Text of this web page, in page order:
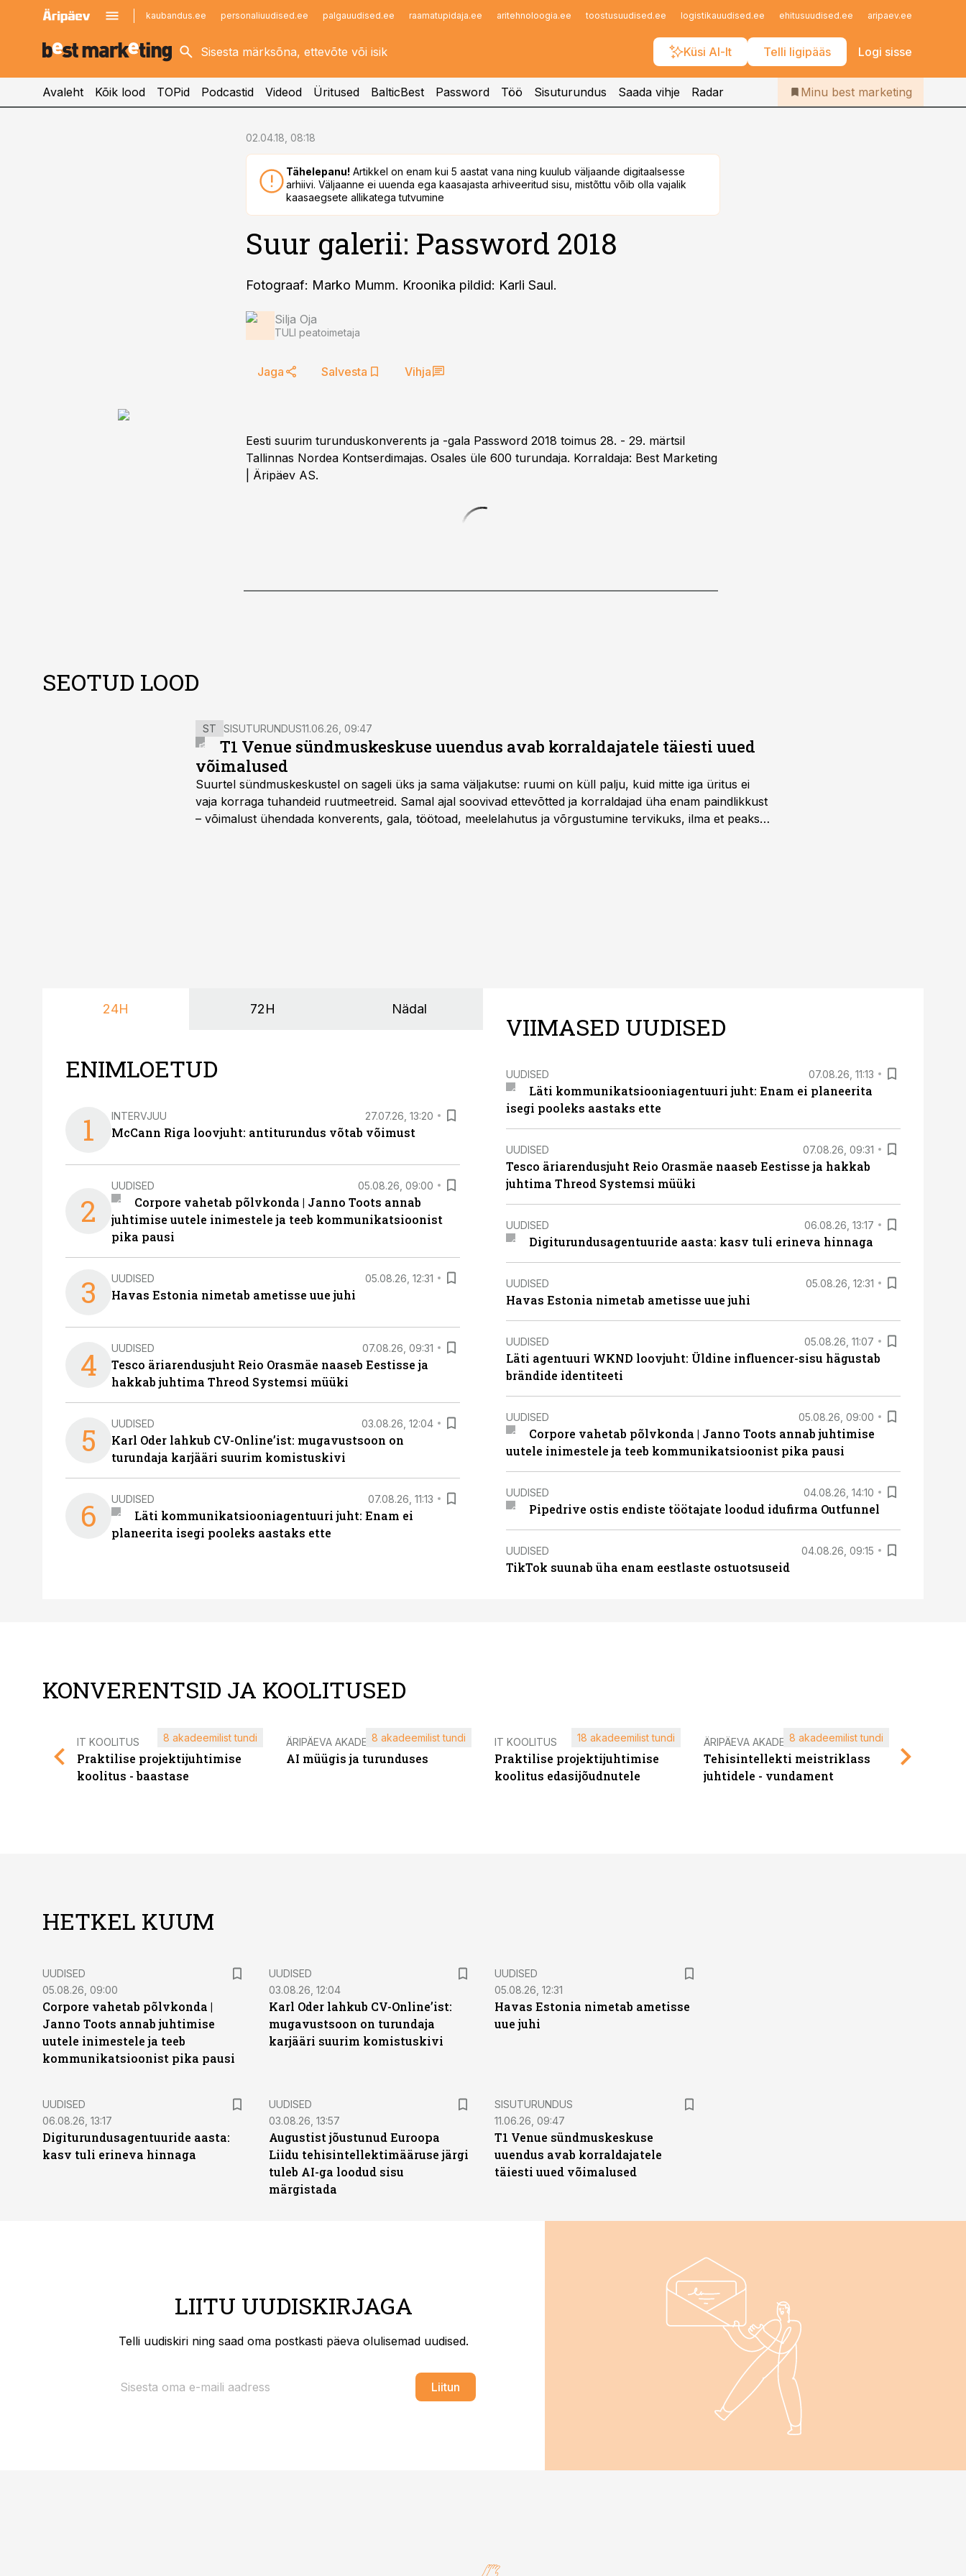
kaubandus.ee personaliuudised.ee palgauudised.ee raamatupidaja.ee aritehnoloogia.ee toostusuudised.ee logistikauudised.ee ehitusuudised.ee aripaev.ee
Küsi AI-lt Telli ligipääs Logi sisse
kinnisvarauudised.ee
logistikauudised.ee
imelineajalugu.ee
Infopank
Iseteenindus
Telli Bestmarketing
Avaleht Kõik lood TOPid Podcastid Videod Üritused BalticBest Password Töö Sisuturundus Saada vihje Radar Minu best marketing
02.04.18, 08:18
Tähelepanu! Artikkel on enam kui 5 aastat vana ning kuulub väljaande digitaalsesse
arhiivi. Väljaanne ei uuenda ega kaasajasta arhiveeritud sisu, mistõttu võib olla vajalik
kaasaegsete allikatega tutvumine
Suur galerii: Password 2018
Fotograaf: Marko Mumm. Kroonika pildid: Karli Saul.
Silja Oja
TULI peatoimetaja
Jaga Salvesta Vihja
Eesti suurim turunduskonverents ja -gala Password 2018 toimus 28. - 29. märtsil
Tallinnas Nordea Kontserdimajas. Osales üle 600 turundaja. Korraldaja: Best Marketing
| Äripäev AS.
SEOTUD LOOD
ST SISUTURUNDUS11.06.26, 09:47
T1 Venue sündmuskeskuse uuendus avab korraldajatele täiesti uued
võimalused
Suurtel sündmuskeskustel on sageli üks ja sama väljakutse: ruumi on küll palju, kuid mitte iga üritus ei
vaja korraga tuhandeid ruutmeetreid. Samal ajal soovivad ettevõtted ja korraldajad üha enam paindlikkust
– võimalust ühendada konverents, gala, töötoad, meelelahutus ja võrgustumine tervikuks, ilma et peaks
24H 72H Nädal
ENIMLOETUD
1 INTERVJUU 27.07.26, 13:20
McCann Riga loovjuht: antiturundus võtab võimust
2
UUDISED 05.08.26, 09:00
Corpore vahetab põlvkonda | Janno Toots annab
juhtimise uutele inimestele ja teeb kommunikatsioonist
pika pausi
3 UUDISED 05.08.26, 12:31
Havas Estonia nimetab ametisse uue juhi
4 UUDISED 07.08.26, 09:31
Tesco äriarendusjuht Reio Orasmäe naaseb Eestisse ja
hakkab juhtima Threod Systemsi müüki
5 UUDISED 03.08.26, 12:04
Karl Oder lahkub CV-Online’ist: mugavustsoon on
turundaja karjääri suurim komistuskivi
6 UUDISED 07.08.26, 11:13
Läti kommunikatsiooniagentuuri juht: Enam ei
planeerita isegi pooleks aastaks ette
VIIMASED UUDISED
UUDISED 07.08.26, 11:13
Läti kommunikatsiooniagentuuri juht: Enam ei planeerita
isegi pooleks aastaks ette
UUDISED 07.08.26, 09:31
Tesco äriarendusjuht Reio Orasmäe naaseb Eestisse ja hakkab
juhtima Threod Systemsi müüki
UUDISED 06.08.26, 13:17
Digiturundusagentuuride aasta: kasv tuli erineva hinnaga
UUDISED 05.08.26, 12:31
Havas Estonia nimetab ametisse uue juhi
UUDISED 05.08.26, 11:07
Läti agentuuri WKND loovjuht: Üldine influencer-sisu hägustab
brändide identiteeti
UUDISED 05.08.26, 09:00
Corpore vahetab põlvkonda | Janno Toots annab juhtimise
uutele inimestele ja teeb kommunikatsioonist pika pausi
UUDISED 04.08.26, 14:10
Pipedrive ostis endiste töötajate loodud idufirma Outfunnel
UUDISED 04.08.26, 09:15
TikTok suunab üha enam eestlaste ostuotsuseid
KONVERENTSID JA KOOLITUSED
IT KOOLITUS
Praktilise projektijuhtimise
koolitus - baastase
8 akadeemilist tundi ÄRIPÄEVA AKADEEMIA
AI müügis ja turunduses
8 akadeemilist tundi IT KOOLITUS
Praktilise projektijuhtimise
koolitus edasijõudnutele
18 akadeemilist tundi ÄRIPÄEVA AKADEEMIA
Tehisintellekti meistriklass
juhtidele - vundament
8 akadeemilist tundi
HETKEL KUUM
UUDISED
05.08.26, 09:00
Corpore vahetab põlvkonda |
Janno Toots annab juhtimise
uutele inimestele ja teeb
kommunikatsioonist pika pausi
UUDISED
03.08.26, 12:04
Karl Oder lahkub CV-Online’ist:
mugavustsoon on turundaja
karjääri suurim komistuskivi
UUDISED
05.08.26, 12:31
Havas Estonia nimetab ametisse
uue juhi
UUDISED
06.08.26, 13:17
Digiturundusagentuuride aasta:
kasv tuli erineva hinnaga
UUDISED
03.08.26, 13:57
Augustist jõustunud Euroopa
Liidu tehisintellektimääruse järgi
tuleb AI-ga loodud sisu
märgistada
ST
SISUTURUNDUS
11.06.26, 09:47
T1 Venue sündmuskeskuse
uuendus avab korraldajatele
täiesti uued võimalused
LIITU UUDISKIRJAGA
Telli uudiskiri ning saad oma postkasti päeva olulisemad uudised.
Liitun